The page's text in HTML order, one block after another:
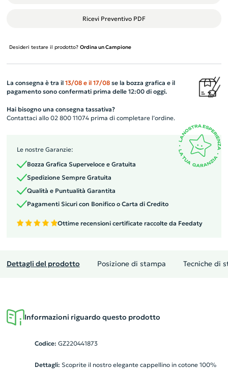
Ricevi Preventivo PDF
Desideri testare il prodotto? Ordina un Campione
La consegna è tra il 13/08 e il 17/08se la bozza grafica e il
pagamento sono confermati prima delle 12:00 di oggi.
Hai bisogno una consegna tassativa?
Contattaci allo 02 800 11074 prima di completare l’ordine.
Le nostre Garanzie:
Bozza Grafica Superveloce e Gratuita
Spedizione Sempre Gratuita
Qualità e Puntualità Garantita
Pagamenti Sicuri con Bonifico o Carta di Credito
Ottime recensioni certificate raccolte da Feedaty
Dettagli del prodotto Posizione di stampa Tecniche di
Informazioni riguardo questo prodotto
Codice: GZ220441873
Dettagli: Scoprite il nostro elegante cappellino in cotone 100%